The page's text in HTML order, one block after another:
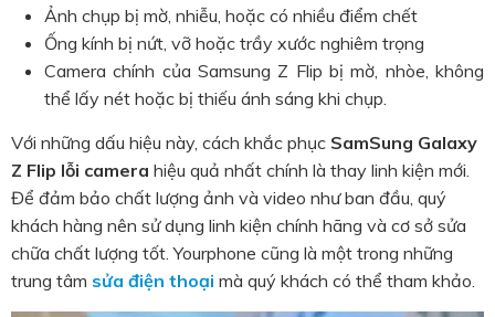
Ảnh chụp bị mờ, nhiễu, hoặc có nhiều điểm chết
Ống kính bị nứt, vỡ hoặc trầy xước nghiêm trọng
Camera chính của Samsung Z Flip bị mờ, nhòe, không
thể lấy nét hoặc bị thiếu ánh sáng khi chụp.
Với những dấu hiệu này, cách khắc phục SamSung Galaxy
Z Flip lỗi camera hiệu quả nhất chính là thay linh kiện mới.
Để đảm bảo chất lượng ảnh và video như ban đầu, quý
khách hàng nên sử dụng linh kiện chính hãng và cơ sở sửa
chữa chất lượng tốt. Yourphone cũng là một trong những
trung tâm sửa điện thoại mà quý khách có thể tham khảo.